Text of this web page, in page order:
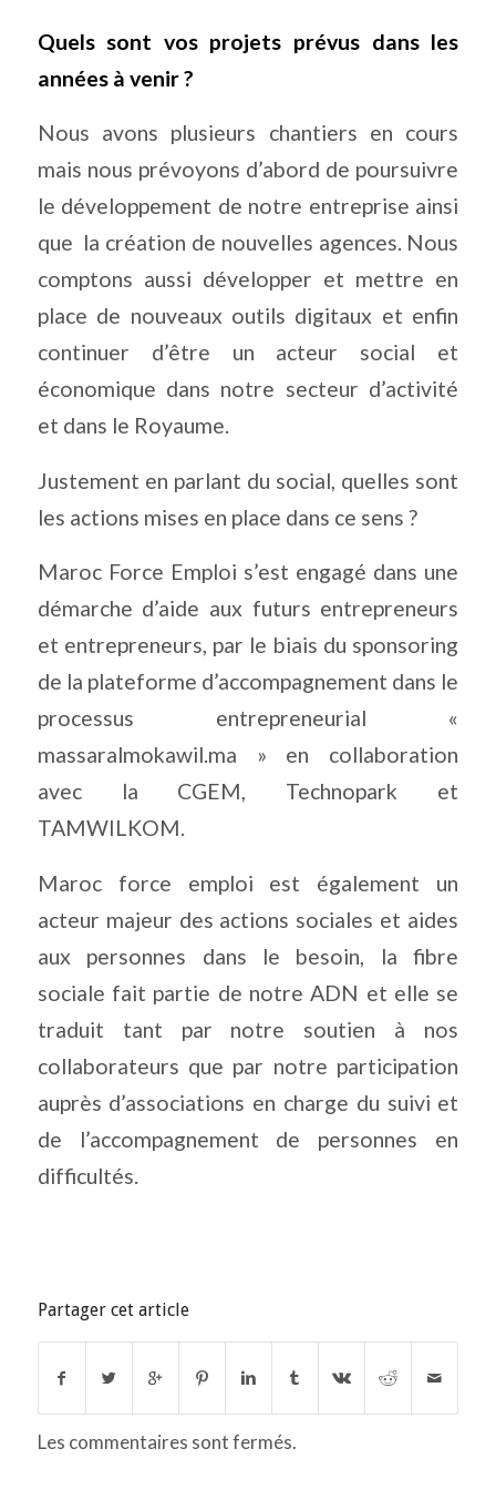
Quels sont vos projets prévus dans les
années à venir ?
Nous avons plusieurs chantiers en cours
mais nous prévoyons d’abord de poursuivre
le développement de notre entreprise ainsi
que la création de nouvelles agences. Nous
comptons aussi développer et mettre en
place de nouveaux outils digitaux et enfin
continuer d’être un acteur social et
économique dans notre secteur d’activité
et dans le Royaume.
Justement en parlant du social, quelles sont
les actions mises en place dans ce sens ?
Maroc Force Emploi s’est engagé dans une
démarche d’aide aux futurs entrepreneurs
et entrepreneurs, par le biais du sponsoring
de la plateforme d’accompagnement dans le
processus entrepreneurial «
massaralmokawil.ma » en collaboration
avec la CGEM, Technopark et
TAMWILKOM.
Maroc force emploi est également un
acteur majeur des actions sociales et aides
aux personnes dans le besoin, la fibre
sociale fait partie de notre ADN et elle se
traduit tant par notre soutien à nos
collaborateurs que par notre participation
auprès d’associations en charge du suivi et
de l’accompagnement de personnes en
difficultés.
Partager cet article
Les commentaires sont fermés.